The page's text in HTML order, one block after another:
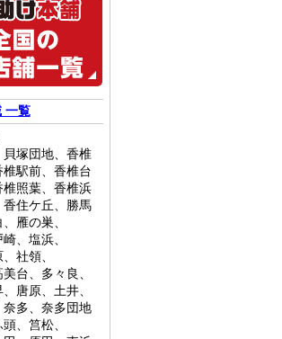
一覧
塚団地、香椎
駅前、香椎台
照葉、香椎浜
住ケ丘、勝馬
雁の巣、
、塩浜、
社領、
台、多々良、
唐原、土井、
多、奈多団地
、筥松、